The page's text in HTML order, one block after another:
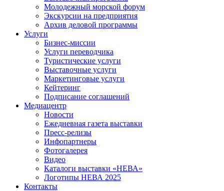
Молодежный морской форум
Экскурсии на предприятия
Архив деловой программы
Услуги
Бизнес-миссии
Услуги переводчика
Туристические услуги
Выставочные услуги
Маркетинговые услуги
Кейтеринг
Подписание соглашений
Медиацентр
Новости
Ежедневная газета выставки
Пресс-релизы
Инфопартнеры
Фотогалерея
Видео
Каталоги выставки «НЕВА»
Логотипы НЕВА 2025
Контакты